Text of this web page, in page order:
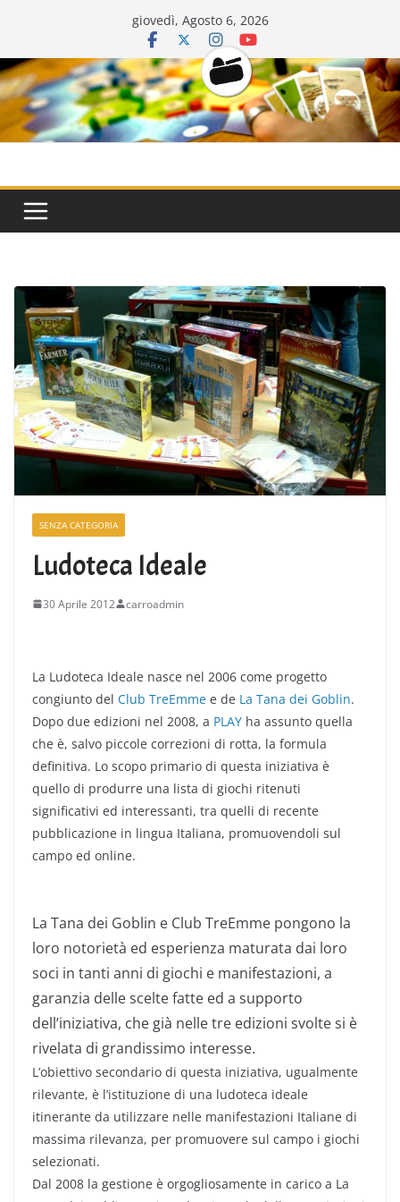
contenuto
giovedì, Agosto 6, 2026
SENZA CATEGORIA
Ludoteca Ideale
30 Aprile 2012 carroadmin
La Ludoteca Ideale nasce nel 2006 come progetto
congiunto del Club TreEmme e de La Tana dei Goblin.
Dopo due edizioni nel 2008, a PLAY ha assunto quella
che è, salvo piccole correzioni di rotta, la formula
definitiva. Lo scopo primario di questa iniziativa è
quello di produrre una lista di giochi ritenuti
significativi ed interessanti, tra quelli di recente
pubblicazione in lingua Italiana, promuovendoli sul
campo ed online.
La Tana dei Goblin e Club TreEmme pongono la
loro notorietà ed esperienza maturata dai loro
soci in tanti anni di giochi e manifestazioni, a
garanzia delle scelte fatte ed a supporto
dell’iniziativa, che già nelle tre edizioni svolte si è
rivelata di grandissimo interesse.
L’obiettivo secondario di questa iniziativa, ugualmente
rilevante, è l’istituzione di una ludoteca ideale
itinerante da utilizzare nelle manifestazioni Italiane di
massima rilevanza, per promuovere sul campo i giochi
selezionati.
Dal 2008 la gestione è orgogliosamente in carico a La